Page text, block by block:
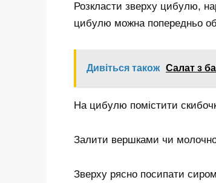
Розкласти зверху цибулю,
цибулю можна попередньо
Дивіться також Салат з
На цибулю помістити
Залити вершками чи
Зверху рясно посипати